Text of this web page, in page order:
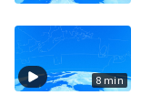
8 min